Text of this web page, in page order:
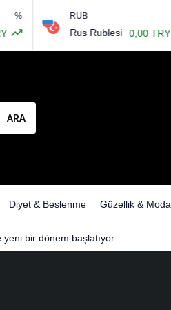
Rus Rublesi 0,00 TRY
ARA
Diyet & Beslenme Güzellik & Moda
bir dönem başlatıyor